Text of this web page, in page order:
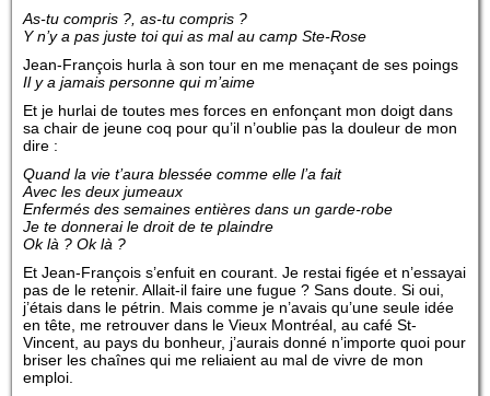
As-tu compris ?, as-tu compris ?
Y n’y a pas juste toi qui as mal au camp Ste-Rose
Jean-François hurla à son tour en me menaçant de ses poings
Il y a jamais personne qui m’aime
Et je hurlai de toutes mes forces en enfonçant mon doigt dans
sa chair de jeune coq pour qu’il n’oublie pas la douleur de mon
dire :
Quand la vie t’aura blessée comme elle l’a fait
Avec les deux jumeaux
Enfermés des semaines entières dans un garde-robe
Je te donnerai le droit de te plaindre
Ok là ? Ok là ?
Et Jean-François s’enfuit en courant. Je restai figée et n’essayai
pas de le retenir. Allait-il faire une fugue ? Sans doute. Si oui,
j’étais dans le pétrin. Mais comme je n’avais qu’une seule idée
en tête, me retrouver dans le Vieux Montréal, au café St-
Vincent, au pays du bonheur, j’aurais donné n’importe quoi pour
briser les chaînes qui me reliaient au mal de vivre de mon
emploi.